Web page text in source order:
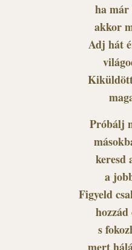
ha már
akkor
Adj hát
Kiküldött
Próbálj
keresd
a
Figyeld
s